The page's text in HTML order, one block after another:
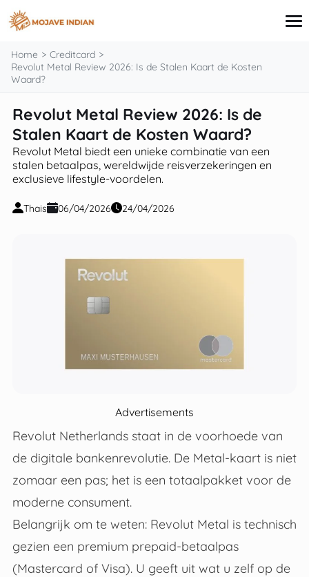
inhoud
Leningen
Beleggen
Hypotheek
Persoonlijke financiën
Home
Creditcard
Revolut Metal Review 2026: Is de Stalen Kaart de Kosten
Waard?
Revolut Metal Review 2026: Is de
Stalen Kaart de Kosten Waard?
Revolut Metal biedt een unieke combinatie van een
stalen betaalpas, wereldwijde reisverzekeringen en
exclusieve lifestyle-voordelen.
Thais 06/04/2026 24/04/2026
Advertisements
Revolut Netherlands staat in de voorhoede van
de digitale bankenrevolutie. De Metal-kaart is niet
zomaar een pas; het is een totaalpakket voor de
moderne consument.
Belangrijk om te weten: Revolut Metal is technisch
gezien een premium prepaid-betaalpas
(Mastercard of Visa). U geeft uit wat u zelf op de